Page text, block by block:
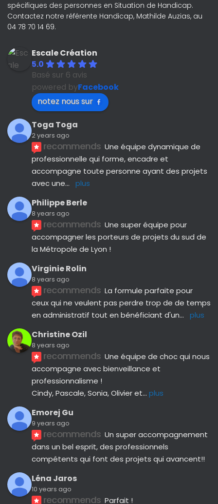
spécifiques des personnes en Situation de Handicap.
Contactez notre référente Handicap, Mathilde Auzias, au
04 78 70 14 69.
Escale Création
5.0
Basé sur 6 avis
powered byFacebook
notez nous sur
Toga Toga
2 years ago
recommends Une équipe dynamique de
professionnelle qui forme, encadre et
accompagne toute personne ayant des projets
avec une... plus
Philippe Berle
8 years ago
recommends Une super équipe pour
accompagner les porteurs de projets du sud de
la Métropole de Lyon !
Virginie Rolin
8 years ago
recommends La formule parfaite pour
ceux qui ne veulent pas perdre trop de de temps
en administratif tout en bénéficiant d'un... plus
Christine Ozil
8 years ago
recommends Une équipe de choc qui nous
accompagne avec bienveillance et
professionnalisme !
Cindy, Pascale, Sonia, Olivier et... plus
Emorej Gu
9 years ago
recommends Un super accompagnement
dans un bel esprit, des professionnels
compétents qui font des projets qui avancent!!
Léna Jaros
10 years ago
recommends Parfait !